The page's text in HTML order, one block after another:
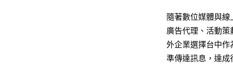
隨著數位媒體與
廣告代理、活動
外企業選擇台中
準傳達訊息，達成